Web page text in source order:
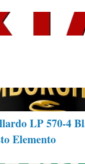
LP 570-4
Elemento